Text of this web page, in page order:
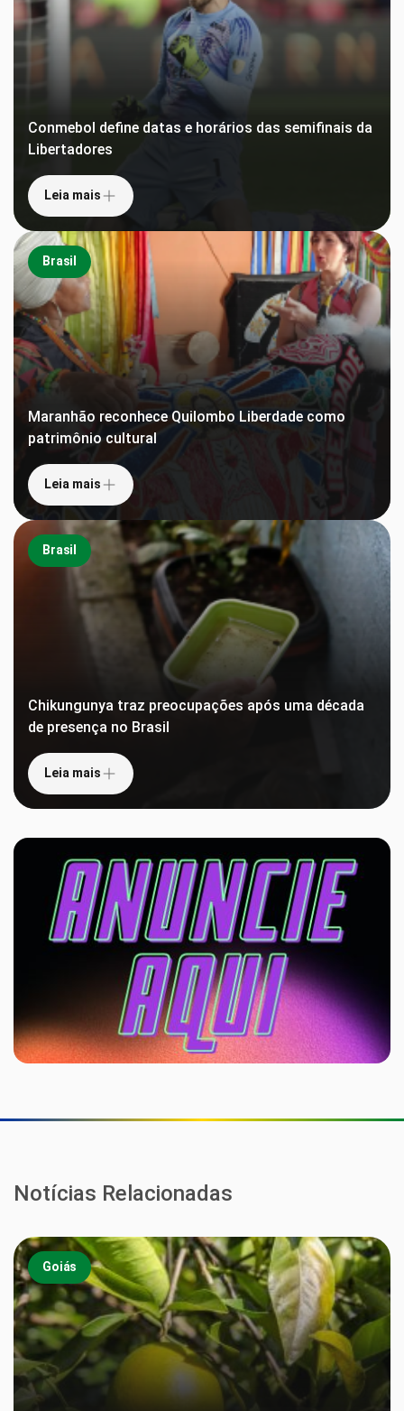
Conmebol define datas e horários das semifinais da
Libertadores
Leia mais
Brasil
Maranhão reconhece Quilombo Liberdade como
patrimônio cultural
Leia mais
Brasil
Chikungunya traz preocupações após uma década
de presença no Brasil
Leia mais
Notícias Relacionadas
Goiás